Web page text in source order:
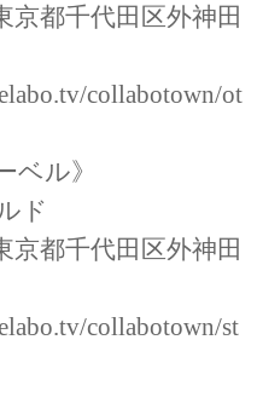
都千代田区外神田
collabotown/ot
ベル》
ド
都千代田区外神田
collabotown/st